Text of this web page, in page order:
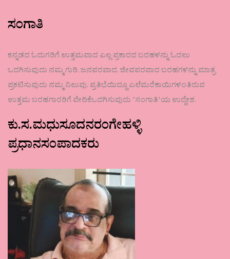
ಸಂಗಾತಿ
ಕನ್ನಡದ ಓದುಗರಿಗೆ ಉತ್ತಮವಾದ ಎಲ್ಲ ಪ್ರಕಾರದ ಬರಹಳನ್ನು ಓದಲು
ಒದಗಿಸುವುದು ನಮ್ಮ ಗುರಿ. ಜನಪರವಾದ, ಜೀವಪರವಾದ ಬರಹಗಳನ್ನು ಮಾತ್ರ
ಪ್ರಕಟಿಸುವುದು ನಮ್ಮ ನಿಲುವು. ಪ್ರತಿಭೆಯಿದ್ದೂ ಎಲೆಮರೆಕಾಯಿಗಳಂತಿರುವ
ಉತ್ತಮ ಬರಹಗಾರರಿಗೆ ವೇದಿಕೆಒದಗಿಸುವುದು ʼಸಂಗಾತಿʼಯ ಉದ್ದೇಶ.
ಕು.ಸ.ಮಧುಸೂದನರಂಗೇಹಳ್ಳಿ
ಪ್ರಧಾನಸಂಪಾದಕರು